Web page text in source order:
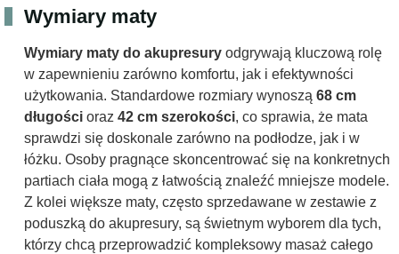
Wymiary maty
Wymiary maty do akupresury odgrywają kluczową rolę
w zapewnieniu zarówno komfortu, jak i efektywności
użytkowania. Standardowe rozmiary wynoszą 68 cm
długości oraz 42 cm szerokości, co sprawia, że mata
sprawdzi się doskonale zarówno na podłodze, jak i w
łóżku. Osoby pragnące skoncentrować się na konkretnych
partiach ciała mogą z łatwością znaleźć mniejsze modele.
Z kolei większe maty, często sprzedawane w zestawie z
poduszką do akupresury, są świetnym wyborem dla tych,
którzy chcą przeprowadzić kompleksowy masaż całego